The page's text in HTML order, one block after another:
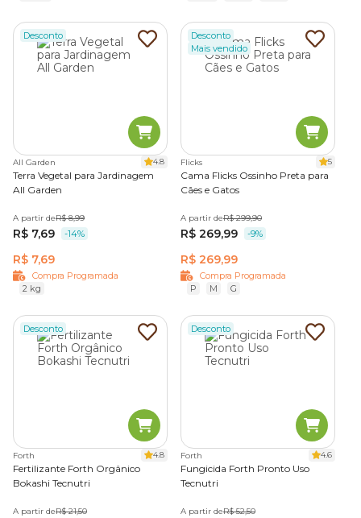
Desconto
All Garden 4.8
Terra Vegetal para Jardinagem
All Garden
A partir deR$ 8,99
R$ 7,69 -14%
R$ 7,69
Compra Programada
2 kg
Desconto
Mais vendido
Flicks 5
Cama Flicks Ossinho Preta para
Cães e Gatos
A partir deR$ 299,90
R$ 269,99 -9%
R$ 269,99
Compra Programada
P
M G
Desconto
Forth 4.8
Fertilizante Forth Orgânico
Bokashi Tecnutri
A partir deR$ 21,50
Desconto
Forth 4.6
Fungicida Forth Pronto Uso
Tecnutri
A partir deR$ 52,50